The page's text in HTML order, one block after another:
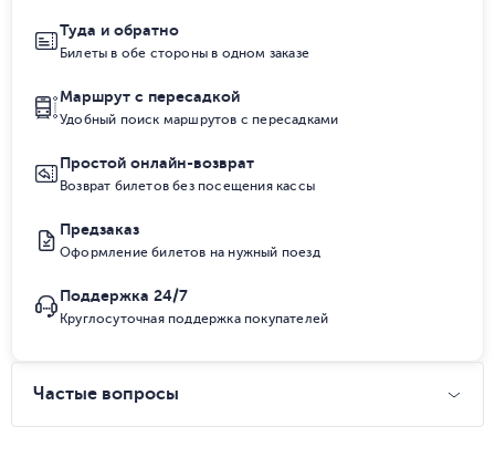
Туда и обратно
Билеты в обе стороны в одном заказе
Маршрут с пересадкой
Удобный поиск маршрутов с пересадками
Простой онлайн-возврат
Возврат билетов без посещения кассы
Предзаказ
Оформление билетов на нужный поезд
Поддержка 24/7
Круглосуточная поддержка покупателей
Частые вопросы